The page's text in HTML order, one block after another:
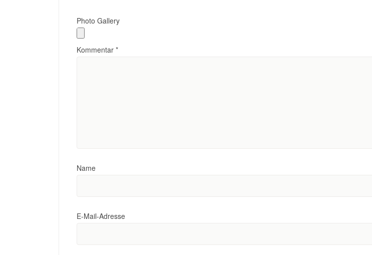
Photo Gallery
Kommentar *
Name
E-Mail-Adresse